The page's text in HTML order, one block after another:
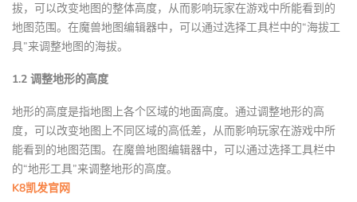
拔，可以改变地图的整体高度，从而影响玩家在游戏中所能看到的
地图范围。在魔兽地图编辑器中，可以通过选择工具栏中的“海拔工
具”来调整地图的海拔。
1.2 调整地形的高度
地形的高度是指地图上各个区域的地面高度。通过调整地形的高
度，可以改变地图上不同区域的高低差，从而影响玩家在游戏中所
能看到的地图范围。在魔兽地图编辑器中，可以通过选择工具栏中
的“地形工具”来调整地形的高度。
K8凯发官网